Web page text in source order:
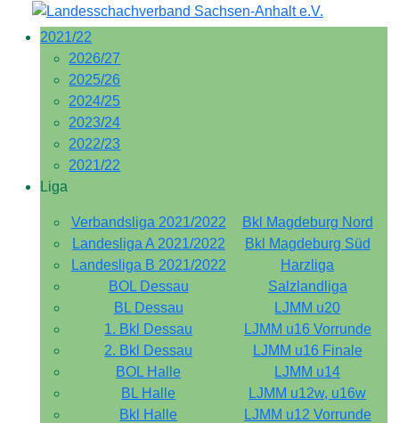
2021/22
2026/27
2025/26
2024/25
2023/24
2022/23
2021/22
Liga
Verbandsliga 2021/2022
Bkl Magdeburg Nord
Landesliga A 2021/2022
Bkl Magdeburg Süd
Landesliga B 2021/2022
Harzliga
BOL Dessau
Salzlandliga
BL Dessau
LJMM u20
1. Bkl Dessau
LJMM u16 Vorrunde
2. Bkl Dessau
LJMM u16 Finale
BOL Halle
LJMM u14
BL Halle
LJMM u12w, u16w
Bkl Halle
LJMM u12 Vorrunde